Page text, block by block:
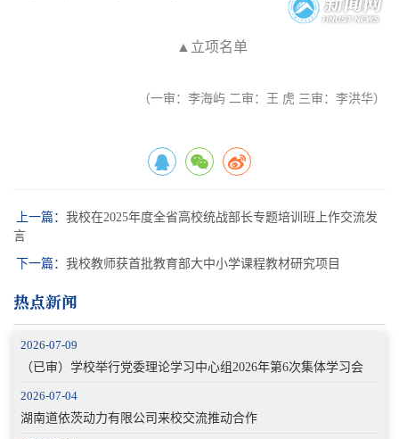
▲立项名单
（一审：李海屿 二审：王 虎 三审：李洪华）
上一篇： 我校在2025年度全省高校统战部长专题培训班上作交流发
言
下一篇： 我校教师获首批教育部大中小学课程教材研究项目
热点新闻
2026-07-09
（已审）学校举行党委理论学习中心组2026年第6次集体学习会
2026-07-04
湖南道依茨动力有限公司来校交流推动合作